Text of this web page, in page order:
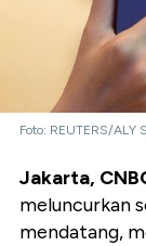
Foto: REUTERS/ALY
Jakarta,
meluncurkan
mendatang,